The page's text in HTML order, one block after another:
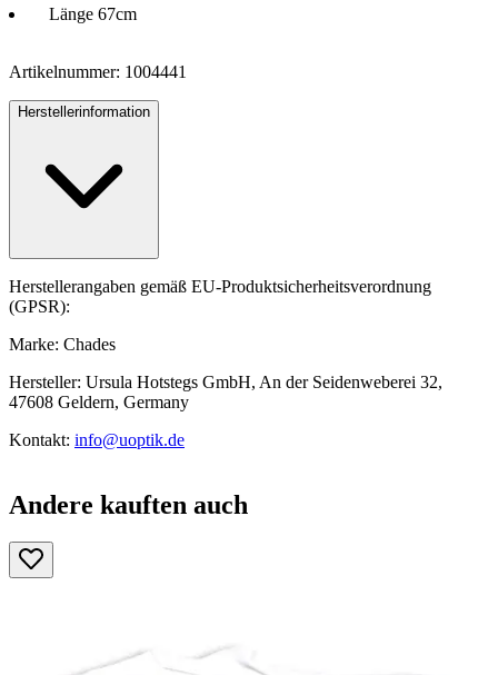
Länge 67cm
Artikelnummer: 1004441
Herstellerinformation
Herstellerangaben gemäß EU-Produktsicherheitsverordnung
(GPSR):
Marke: Chades
Hersteller: Ursula Hotstegs GmbH, An der Seidenweberei 32,
47608 Geldern, Germany
Kontakt: info@uoptik.de
Andere kauften auch